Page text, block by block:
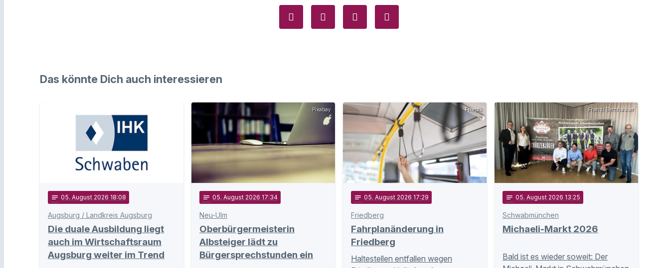
Das könnte Dich auch interessieren
notes 05. August 2026 18:08
Augsburg / Landkreis Augsburg
Die duale Ausbildung liegt
auch im Wirtschaftsraum
Augsburg weiter im Trend
Pixabay
notes 05. August 2026 17:34
Neu-Ulm
Oberbürgermeisterin
Albsteiger lädt zu
Bürgersprechstunden ein
Freepik
notes 05. August 2026 17:29
Friedberg
Fahrplanänderung in
Friedberg
Haltestellen entfallen wegen
Franzi Bernhauser
notes 05. August 2026 13:25
Schwabmünchen
Michaeli-Markt 2026
Bald ist es wieder soweit: Der